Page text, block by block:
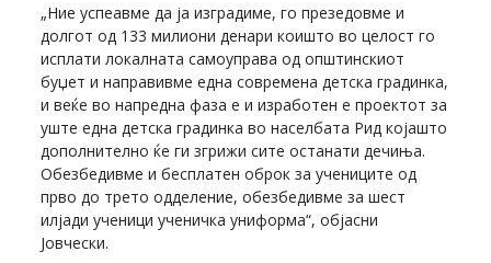
„Ние успеавме да ја изградиме, го презедовме и
долгот од 133 милиони денари коишто во целост го
исплати локалната самоуправа од општинскиот
буџет и направивме една современа детска градинка,
и веќе во напредна фаза е и изработен е проектот за
уште една детска градинка во населбата Рид којашто
дополнително ќе ги згрижи сите останати дечиња.
Обезбедивме и бесплатен оброк за учениците од
прво до трето одделение, обезбедивме за шест
илјади ученици ученичка униформа“, објасни
Јовчески.